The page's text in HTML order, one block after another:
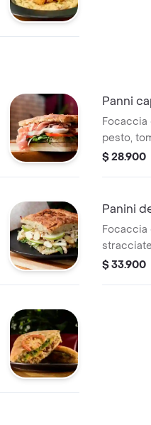
Panni
Focaccia
pesto,
$ 28.900
Panini
Focaccia
mix de
$ 33.900